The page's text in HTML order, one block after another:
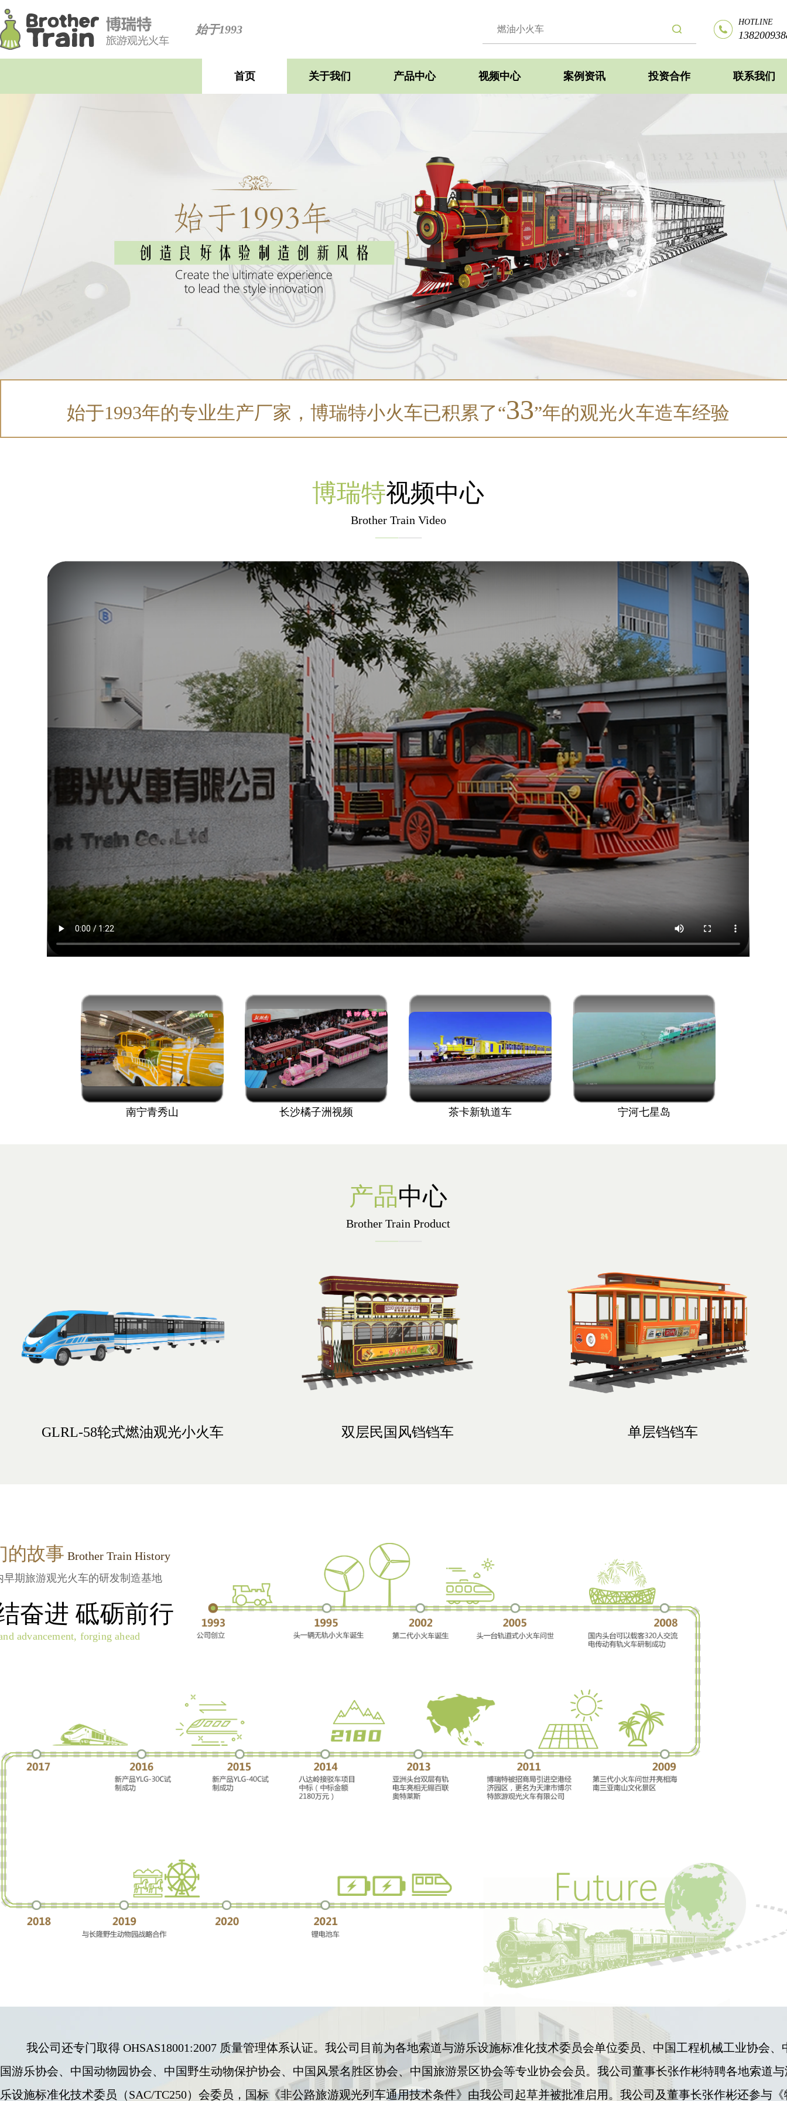
始于1993
HOTLINE
首页 关于我们 产品中心 视频中心 案例资讯 投资合作 联系我们
始于1993年的专业生产厂家，博瑞特小火车已积累了“33”年的观光火车造车经验
博瑞特视频中心
Brother Train Video
南宁青秀山 长沙橘子洲视频 茶卡新轨道车 宁河七星岛
产品中心
Brother Train Product
GLDH-10D轮式电动小火车 GLDZ-20DB锂电轮式观光列车 GLRZ-20WV燃油轮式观光列车
GLDZ-30DEC锂电轮式观光列车 GLRZ-30WV燃油观光列车 GLRZ-30CVI燃油轮式观光列车
GLDZ-35DH锂电轮式观光列车 GLRZ-35CY燃油轮式观光列车 GLRZ-40CVI燃油轮式观光列车
GLRL-58轮式燃油观光小火车 双层民国风铛铛车 单层铛铛车
GD6+3×K32D轨道观光火车 GD5+3×K40轨道观光火车 GD5+3×K40轨道观光火车
GD2+3×K58C轨道观光火车 GD3+3×K12轨道观光火车 GD3-B轨道观光火车
GD4+3XK24D轨道观光火车 GD5+3×K40透明顶轨道观光火车 GD5-B轨道观光火车
GD6+3×K18D轨道观光火车 GD8+3×K32C轨道观光火车 GD12现代款轨道观光火车
GD10骑乘式轨道观光火车 GD10-B轨道观光火车 GD12-B全景轨道观光火车
单层铛铛车 单层半封闭铛铛车 GD17单层轨道铛铛车
的故事 Brother Train History
早期旅游观光火车的研发制造基地
奋进 砥砺前行
advancement, forging ahead
我公司还专门取得 OHSAS18001:2007 质量管理体系认证。我公司目前为各地索道与游乐设施标准化技术委员会单位委员、中国工程机械工业协会、
国游乐协会、中国动物园协会、中国野生动物保护协会、中国风景名胜区协会、中国旅游景区协会等专业协会会员。我公司董事长张作彬特聘各地索道与
乐设施标准化技术委员（SAC/TC250）会委员，国标《非公路旅游观光列车通用技术条件》由我公司起草并被批准启用。我公司及董事长张作彬还参与《